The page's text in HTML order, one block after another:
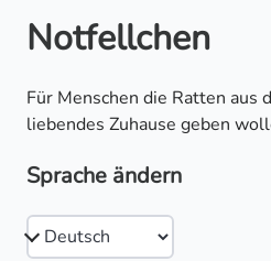
Notfellchen
Für Menschen die Ratten aus
liebendes Zuhause geben
Sprache ändern